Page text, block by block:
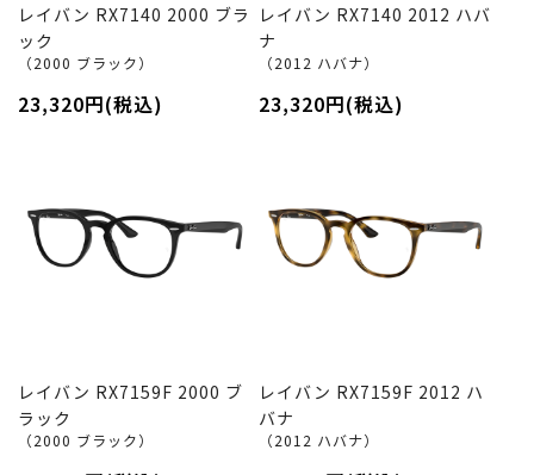
レイバン RX7140 2000 ブラ
ック
（2000 ブラック）
23,320円(税込)
レイバン RX7140 2012 ハバ
ナ
（2012 ハバナ）
23,320円(税込)
レイバン RX7159F 2000 ブ
ラック
（2000 ブラック）
レイバン RX7159F 2012 ハ
バナ
（2012 ハバナ）